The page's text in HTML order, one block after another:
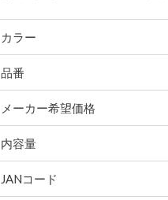
カラー
品番
メーカー希望価格
内容量
JANコード